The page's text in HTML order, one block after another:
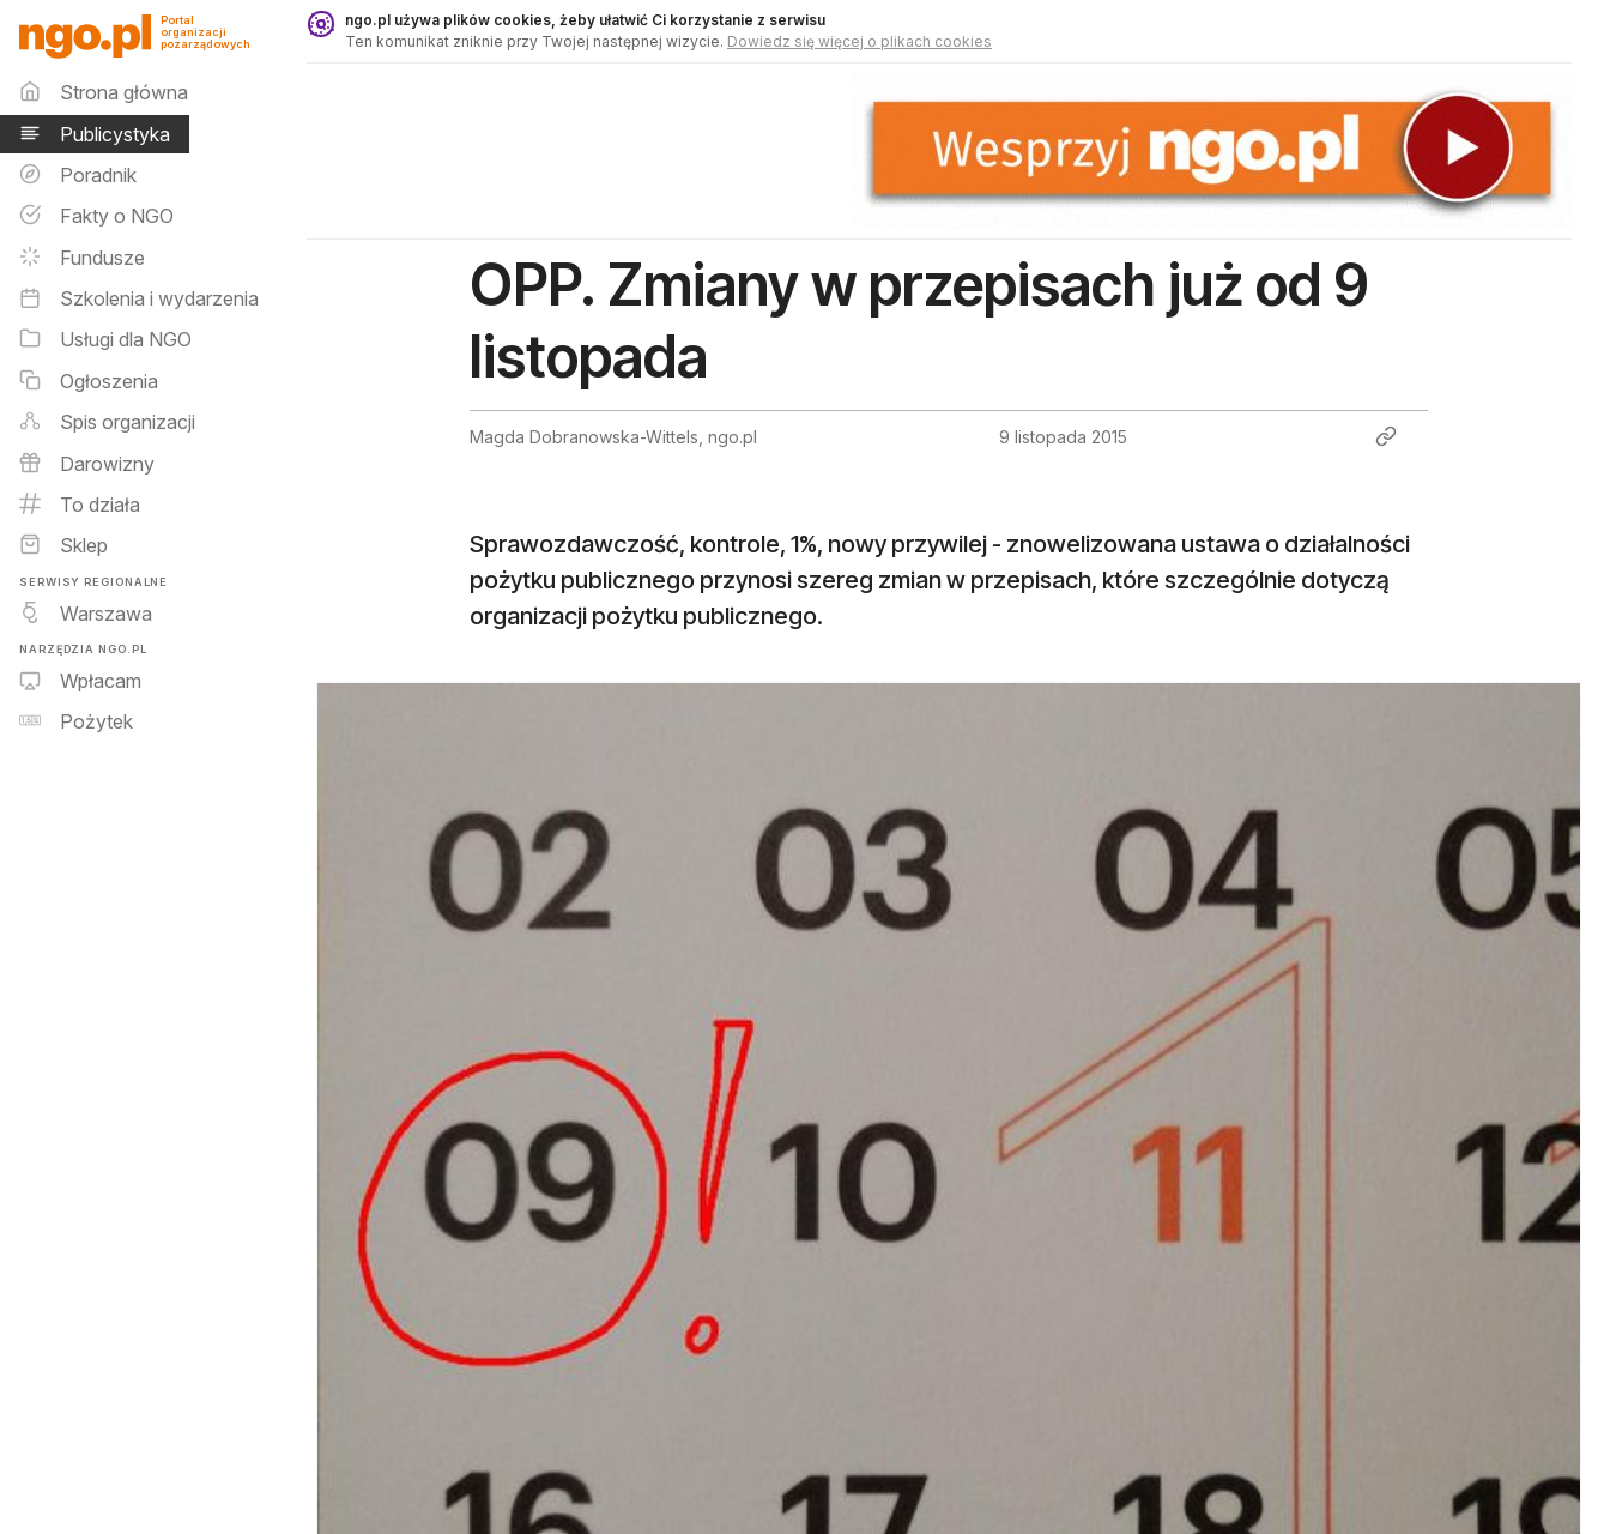
Publicystyka - ngo.pl
Portal
organizacji
pozarządowych
Menu główne
Strona główna
Publicystyka
Poradnik
Fakty o NGO
Fundusze
Szkolenia i wydarzenia
Usługi dla NGO
Ogłoszenia
Spis organizacji
Darowizny
To działa
Sklep
SERWISY REGIONALNE
Warszawa
NARZĘDZIA NGO.PL
Wpłacam
Pożytek
ngo.pl używa plików cookies, żeby ułatwić Ci korzystanie z serwisu
Ten komunikat zniknie przy Twojej następnej wizycie. Dowiedz się więcej o plikach cookies
OPP. Zmiany w przepisach już od 9
listopada
Magda Dobranowska-Wittels, ngo.pl 9 listopada 2015
Sprawozdawczość, kontrole, 1%, nowy przywilej - znowelizowana ustawa o działalności
pożytku publicznego przynosi szereg zmian w przepisach, które szczególnie dotyczą
organizacji pożytku publicznego.